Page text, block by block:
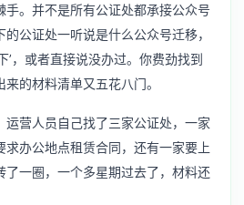
手。并不是所有公证处都承接公众号
公证处一听说是什么公众号迁移，
’，或者直接说没办过。你费劲找到
的材料清单又五花八门。
运营人员自己找了三家公证处，一家
求办公地点租赁合同，还有一家要上
了一圈，一个多星期过去了，材料还